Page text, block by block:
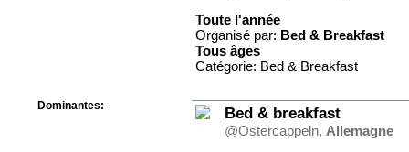
Dominantes:
Toute l'année
Organisé par: Bed & Breakfast
Tous âges
Catégorie: Bed & Breakfast
Bed & breakfast
@Ostercappeln, Allemagne